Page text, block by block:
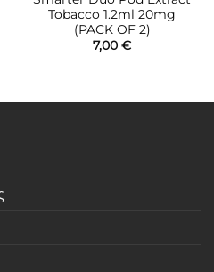
Tobacco 1.2ml 20mg
(PACK OF 2)
7,00 €